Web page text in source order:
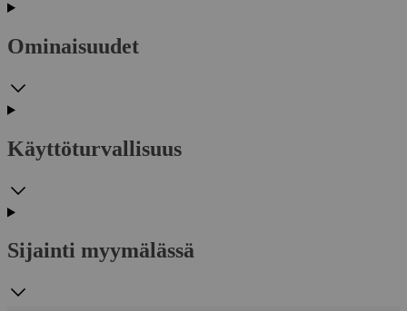
Ominaisuudet
Käyttöturvallisuus
Sijainti myymälässä